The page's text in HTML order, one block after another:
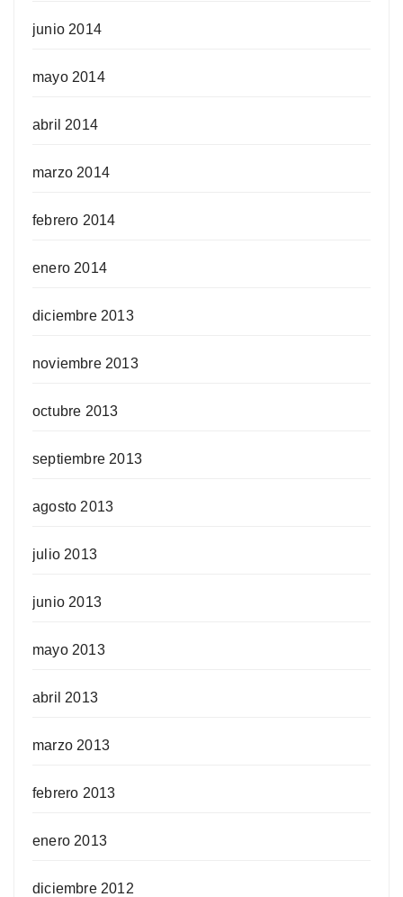
junio 2014
mayo 2014
abril 2014
marzo 2014
febrero 2014
enero 2014
diciembre 2013
noviembre 2013
octubre 2013
septiembre 2013
agosto 2013
julio 2013
junio 2013
mayo 2013
abril 2013
marzo 2013
febrero 2013
enero 2013
diciembre 2012